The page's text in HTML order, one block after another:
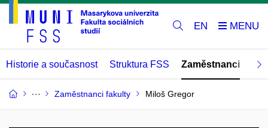
EN
Historie a současnost Struktura FSS Zaměstnanci
Zaměstnanci fakulty Miloš Gregor